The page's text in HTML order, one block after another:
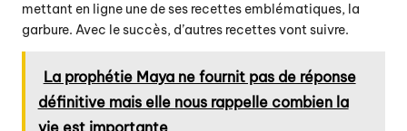
mettant en ligne une de ses recettes emblématiques, la
garbure. Avec le succès, d’autres recettes vont suivre.
La prophétie Maya ne fournit pas de réponse
définitive mais elle nous rappelle combien la
vie est importante